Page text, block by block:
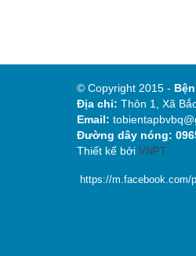
© Copyright 2015 -
Địa chỉ: Thôn 1, Xã
Email:
Đường dây nóng:
Thiết kế bởi VNPT
https://m.facebook.com/